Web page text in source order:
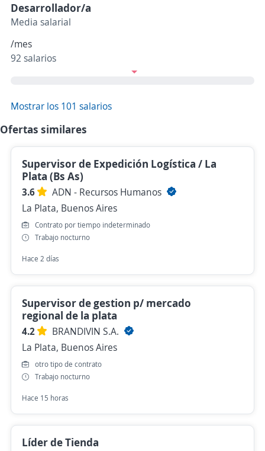
Desarrollador/a
Media salarial
/mes
92 salarios
Mostrar los 101 salarios
Ofertas similares
Supervisor de Expedición Logística / La
Plata (Bs As)
3.6
ADN - Recursos Humanos
La Plata, Buenos Aires
Contrato por tiempo indeterminado
Trabajo nocturno
Hace 2 días
Supervisor de gestion p/ mercado
regional de la plata
4.2
BRANDIVIN S.A.
La Plata, Buenos Aires
otro tipo de contrato
Trabajo nocturno
Hace 15 horas
Líder de Tienda